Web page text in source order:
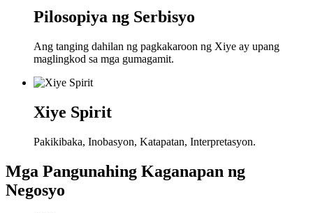
Pilosopiya ng Serbisyo
Ang tanging dahilan ng pagkakaroon ng Xiye ay upang
maglingkod sa mga gumagamit.
Xiye Spirit
Pakikibaka, Inobasyon, Katapatan, Interpretasyon.
Mga Pangunahing Kaganapan ng
Negosyo